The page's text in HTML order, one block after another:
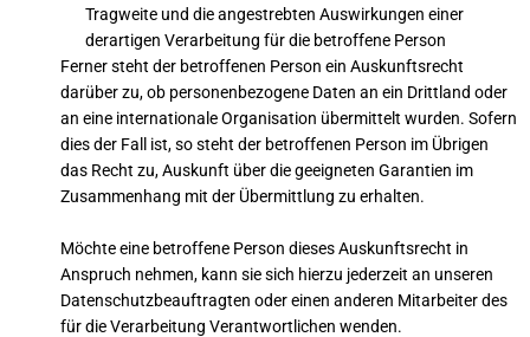
Tragweite und die angestrebten Auswirkungen einer
derartigen Verarbeitung für die betroffene Person
Ferner steht der betroffenen Person ein Auskunftsrecht
darüber zu, ob personenbezogene Daten an ein Drittland oder
an eine internationale Organisation übermittelt wurden. Sofern
dies der Fall ist, so steht der betroffenen Person im Übrigen
das Recht zu, Auskunft über die geeigneten Garantien im
Zusammenhang mit der Übermittlung zu erhalten.
Möchte eine betroffene Person dieses Auskunftsrecht in
Anspruch nehmen, kann sie sich hierzu jederzeit an unseren
Datenschutzbeauftragten oder einen anderen Mitarbeiter des
für die Verarbeitung Verantwortlichen wenden.